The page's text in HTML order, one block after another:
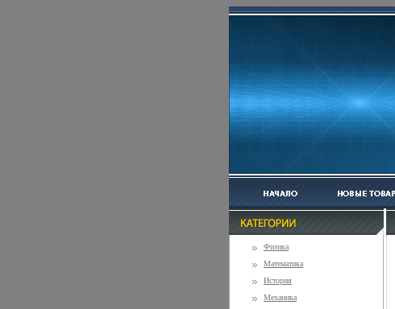
Физика
Математика
История
Механика